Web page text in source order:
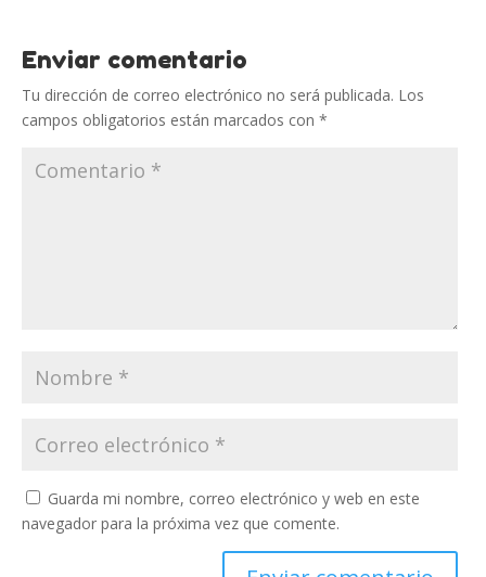
Enviar comentario
Tu dirección de correo electrónico no será publicada. Los
campos obligatorios están marcados con *
Guarda mi nombre, correo electrónico y web en este
navegador para la próxima vez que comente.